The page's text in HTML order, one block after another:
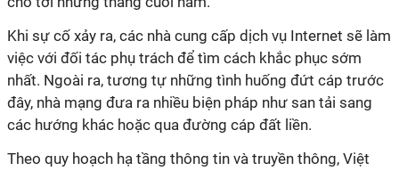
Khi sự cố xảy ra, các nhà cung cấp dịch vụ Internet sẽ làm
việc với đối tác phụ trách để tìm cách khắc phục sớm
nhất. Ngoài ra, tương tự những tình huống đứt cáp trước
đây, nhà mạng đưa ra nhiều biện pháp như san tải sang
các hướng khác hoặc qua đường cáp đất liền.
Theo quy hoạch hạ tầng thông tin và truyền thông, Việt